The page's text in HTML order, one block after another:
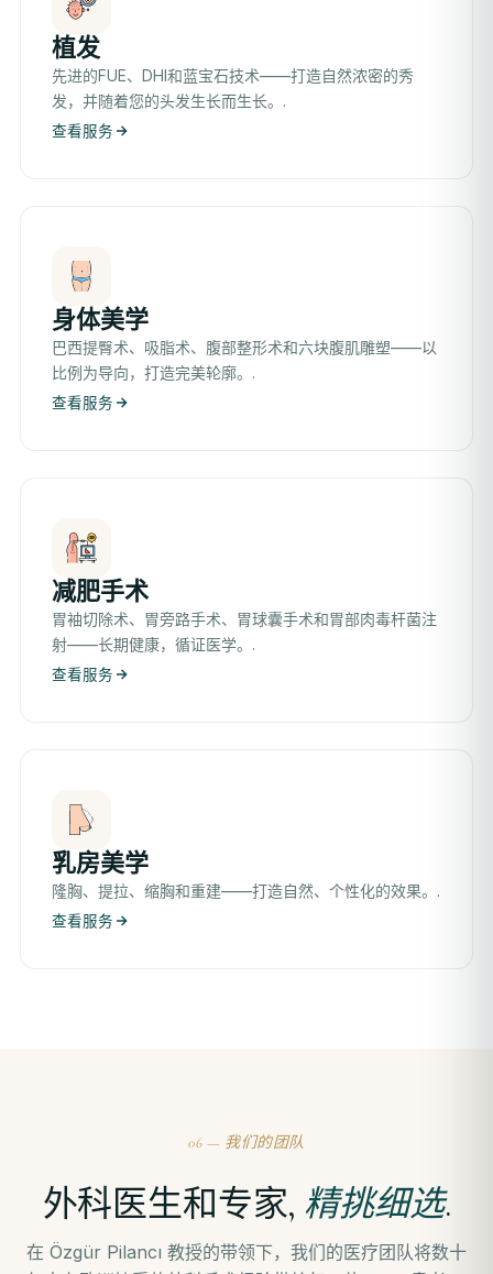
植发
先进的FUE、DHI和蓝宝石技术——打造自然浓密的秀
发，并随着您的头发生长而生长。.
查看服务
身体美学
巴西提臀术、吸脂术、腹部整形术和六块腹肌雕塑——以
比例为导向，打造完美轮廓。.
查看服务
减肥手术
胃袖切除术、胃旁路手术、胃球囊手术和胃部肉毒杆菌注
射——长期健康，循证医学。.
查看服务
乳房美学
隆胸、提拉、缩胸和重建——打造自然、个性化的效果。.
查看服务
06 — 我们的团队
外科医生和专家, 精挑细选.
在 Özgür Pilancı 教授的带领下，我们的医疗团队将数十